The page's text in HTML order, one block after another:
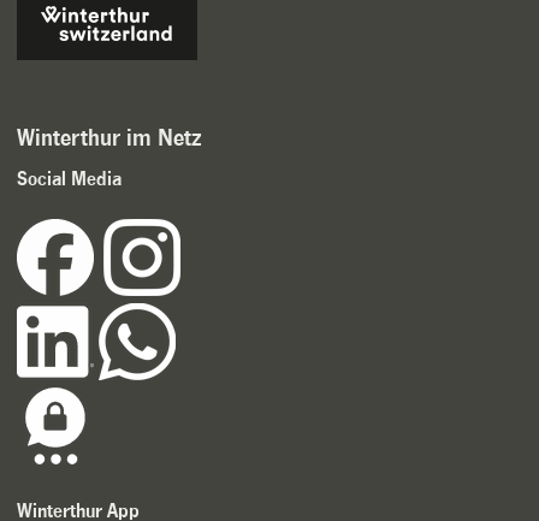
Winterthur im Netz
Social Media
Winterthur App